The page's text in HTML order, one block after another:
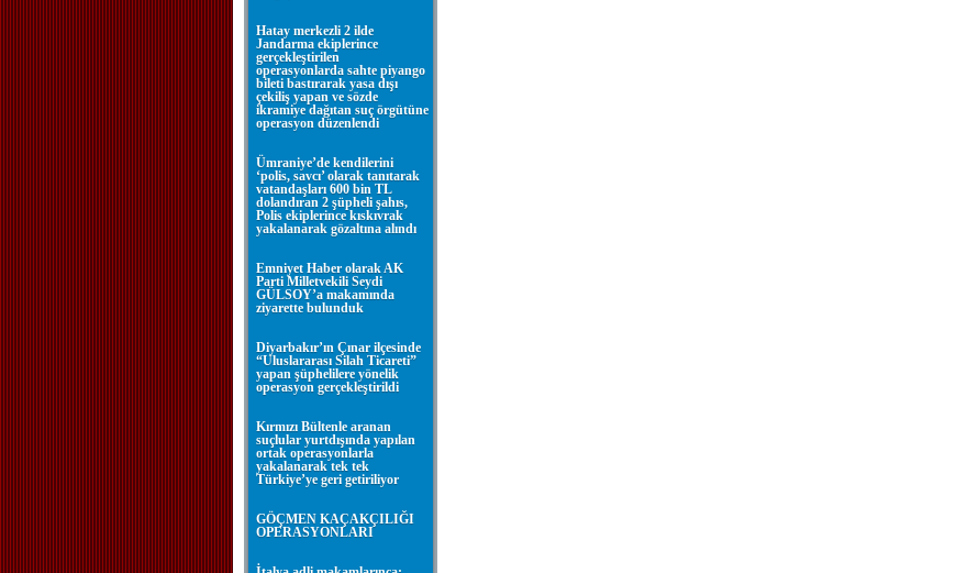
Hatay merkezli 2 ilde
Jandarma ekiplerince
gerçekleştirilen
operasyonlarda sahte piyango
bileti bastırarak yasa dışı
çekiliş yapan ve sözde
ikramiye dağıtan suç örgütüne
operasyon düzenlendi
Ümraniye’de kendilerini
‘polis, savcı’ olarak tanıtarak
vatandaşları 600 bin TL
dolandıran 2 şüpheli şahıs,
Polis ekiplerince kıskıvrak
yakalanarak gözaltına alındı
Emniyet Haber olarak AK
Parti Milletvekili Seydi
GÜLSOY’a makamında
ziyarette bulunduk
Diyarbakır’ın Çınar ilçesinde
“Uluslararası Silah Ticareti”
yapan şüphelilere yönelik
operasyon gerçekleştirildi
Kırmızı Bültenle aranan
suçlular yurtdışında yapılan
ortak operasyonlarla
yakalanarak tek tek
Türkiye’ye geri getiriliyor
GÖÇMEN KAÇAKÇILIĞI
OPERASYONLARI